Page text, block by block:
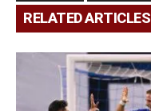
RELATED ARTICLES